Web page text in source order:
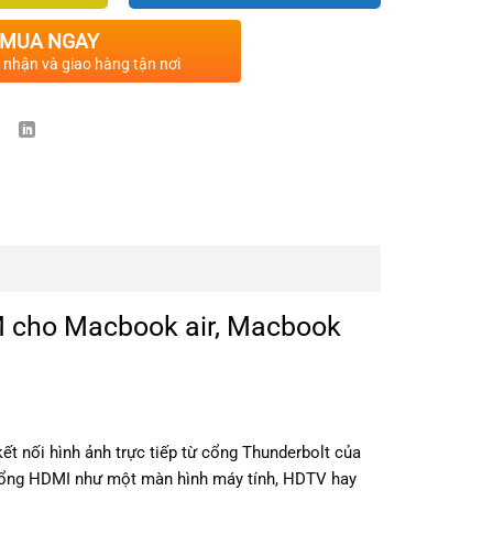
NGAY
nhận và giao hàng tận nơi
cho Macbook air, Macbook
nối hình ảnh trực tiếp từ cổng Thunderbolt của
HDMI như một màn hình máy tính, HDTV hay